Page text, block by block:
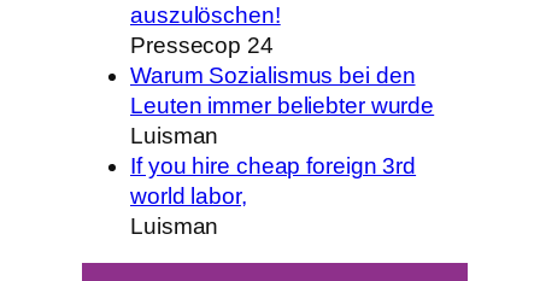
auszulöschen!
Pressecop 24
Warum Sozialismus bei den
Leuten immer beliebter wurde
Luisman
If you hire cheap foreign 3rd
world labor,
Luisman